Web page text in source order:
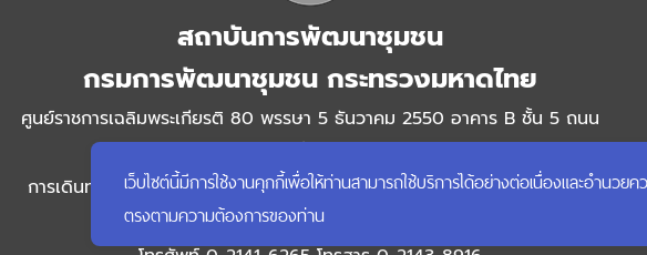
สถาบันการพัฒนาชุมชน
กรมการพัฒนาชุมชน กระทรวงมหาดไทย
ศูนย์ราชการเฉลิมพระเกียรติ 80 พรรษา 5 ธันวาคม 2550 อาคาร B ชั้น 5 ถนน
การเดินทาง : รถโดยสารประจำทาง สาย 52 150 66 166 : รถไฟฟ้า BTS สาย
สีชมพู (สถานีศูนย์ราชการเฉลิมพระเกียรติ)
เว็บไซต์นี้มีการใช้งานคุกกี้เพื่อให้ท่านสามารถใช้บริการได้อย่างต่อเนื่องและอำนวย
ตรงตามความต้องการของท่าน